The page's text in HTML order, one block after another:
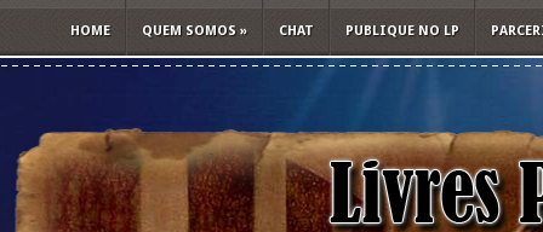
HOME QUEM SOMOS » CHAT PUBLIQUE NO LP